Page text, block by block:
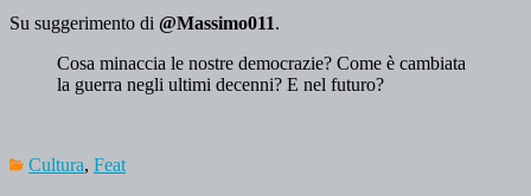
Su suggerimento di @Massimo011.
Cosa minaccia le nostre democrazie? Come è cambiata
la guerra negli ultimi decenni? E nel futuro?
Cultura, Feat